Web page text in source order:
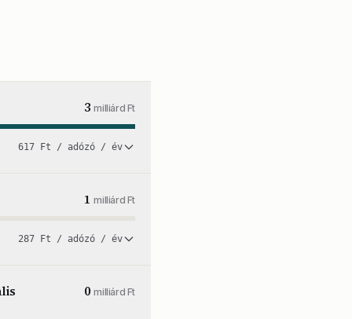
3milliárd Ft
617 Ft / adózó / év
1milliárd Ft
287 Ft / adózó / év
0milliárd Ft